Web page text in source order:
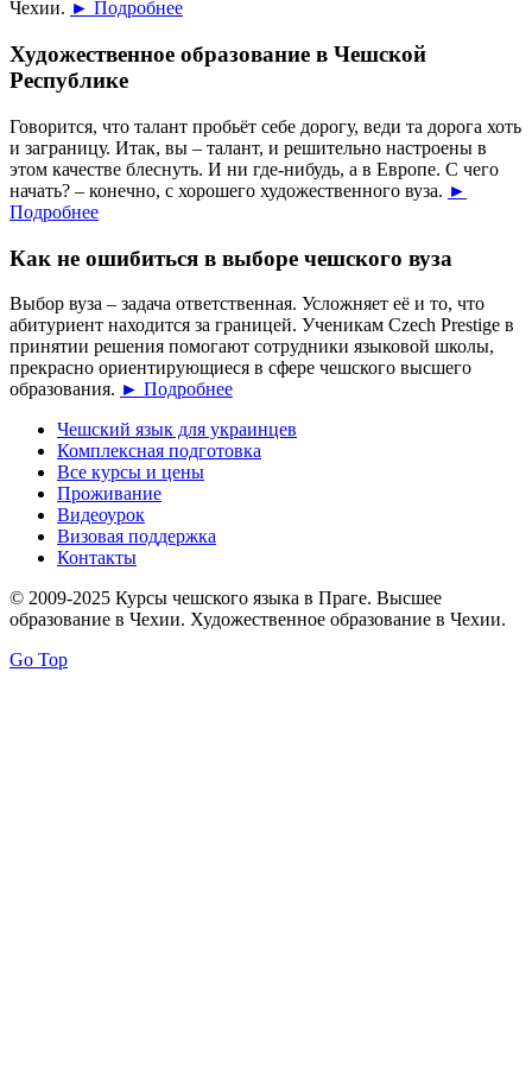
Чехии. ► Подробнее
Художественное образование в Чешской
Республике
Говорится, что талант пробьёт себе дорогу, веди та дорога хоть
и заграницу. Итак, вы – талант, и решительно настроены в
этом качестве блеснуть. И ни где-нибудь, а в Европе. С чего
начать? – конечно, с хорошего художественного вуза. ►
Подробнее
Как не ошибиться в выборе чешского вуза
Выбор вуза – задача ответственная. Усложняет её и то, что
абитуриент находится за границей. Ученикам Czech Prestige в
принятии решения помогают сотрудники языковой школы,
прекрасно ориентирующиеся в сфере чешского высшего
образования. ► Подробнее
Чешский язык для украинцев
Комплексная подготовка
Все курсы и цены
Проживание
Видеоурок
Визовая поддержка
Контакты
© 2009-2025 Курсы чешского языка в Праге. Высшее
образование в Чехии. Художественное образование в Чехии.
Go Top